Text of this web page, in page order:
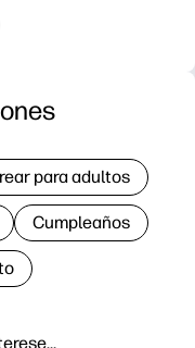
para adultos
Cumpleaños